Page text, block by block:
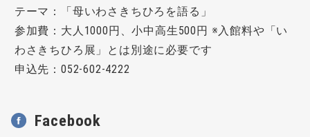
テーマ：「母いわさきちひろを語る」
参加費：大人1000円、小中高生500円 ※入館料や「い
わさきちひろ展」とは別途に必要です
申込先：052-602-4222
Facebook